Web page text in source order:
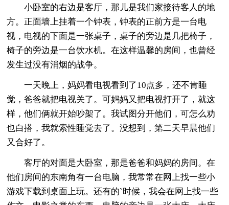
小卧室的右边是客厅，那儿是我们家接待客人的地
方。正面墙上挂着一个钟表，钟表的正前方是一台电
视，电视的下面是一张桌子，桌子的旁边是几把椅子，
椅子的旁边是一台饮水机。在这样温馨的房间，也曾经
发生过没有消烟的战争。
一天晚上，妈妈看电视看到了10点多，还不肯睡
觉，爸爸就把电视关了。可妈妈又把电视打开了，就这
样，他们俩就开始吵架了。我试图分开他们，可怎么劝
也白搭，我就索性睡觉去了。没想到，第二天早晨他们
又合好了。
客厅的对面是大卧室，那是爸爸和妈妈的房间。在
他们房间的东南角有一台电脑，我常常在网上找一些小
游戏下载到桌面上玩。还有的`时候，我会在网上找一些